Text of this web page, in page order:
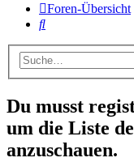
Foren-Übersicht
Suche
Du musst
um die Liste
anzuschauen.